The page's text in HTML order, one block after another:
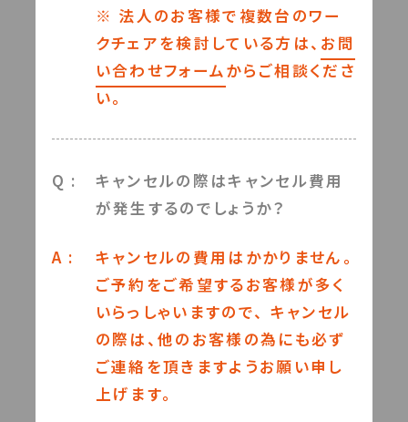
※ 法人のお客様で複数台のワー
クチェアを検討している方は、 お問
い合わせフォームからご相談くださ
い。
Q :
キャンセルの際はキャンセル費用
が発生するのでしょうか？
A :
キャンセルの費用はかかりません。
ご予約をご希望するお客様が多く
いらっしゃいますので、 キャンセル
の際は、他のお客様の為にも必ず
ご連絡を頂きますようお願い申し
上げます。